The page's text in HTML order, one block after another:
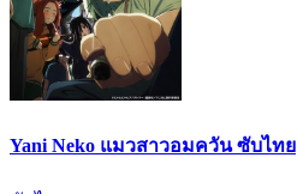
Yani Neko แมวสาวอมควัน ซับไทย